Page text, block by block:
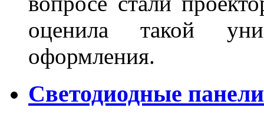
оценила такой
оформления.
Светодиодные